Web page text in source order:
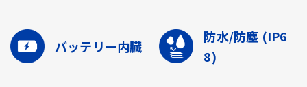
バッテリー内臓
防水/防塵 (IP6
8)